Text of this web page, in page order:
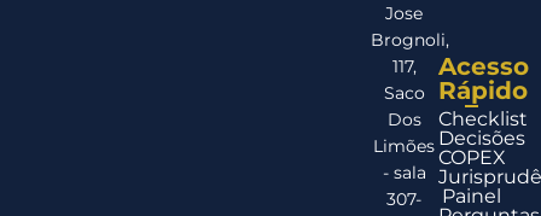
Jose
Brognoli,
117,
Saco
Dos
Limões
- sala
307-
Acesso
Rápido
Checklist
Decisões
COPEX
Painel